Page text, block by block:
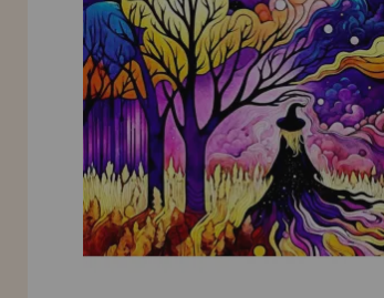
INFORMATION
info@maisondespuzzles.fr
Allez-y! Nous vous attendions.
NOUVEAU CLIENT